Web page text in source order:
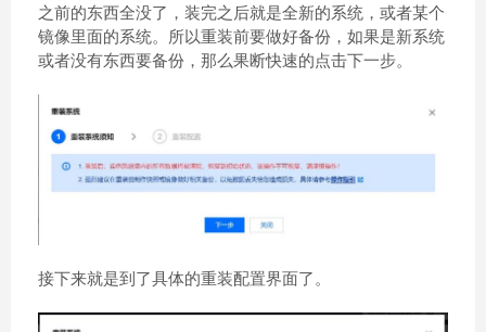
之前的东西全没了，装完之后就是全新的系统，或者某个
镜像里面的系统。所以重装前要做好备份，如果是新系统
或者没有东西要备份，那么果断快速的点击下一步。
接下来就是到了具体的重装配置界面了。